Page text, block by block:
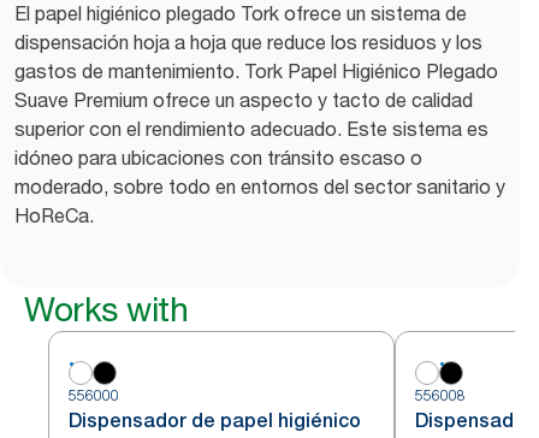
El papel higiénico plegado Tork ofrece un sistema de
dispensación hoja a hoja que reduce los residuos y los
gastos de mantenimiento. Tork Papel Higiénico Plegado
Suave Premium ofrece un aspecto y tacto de calidad
superior con el rendimiento adecuado. Este sistema es
idóneo para ubicaciones con tránsito escaso o
moderado, sobre todo en entornos del sector sanitario y
HoReCa.
Works with
556000
Dispensador de papel higiénico
556008